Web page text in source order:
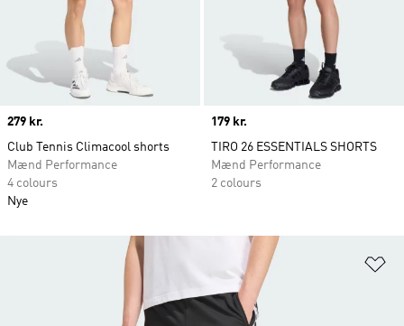
Price
279 kr.
Club Tennis Climacool shorts
Mænd Performance
4 colours
Nye
Price
179 kr.
TIRO 26 ESSENTIALS SHORTS
Mænd Performance
2 colours